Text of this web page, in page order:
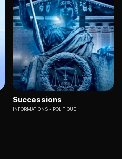
Successions
INFORMATIONS POLITIQUE